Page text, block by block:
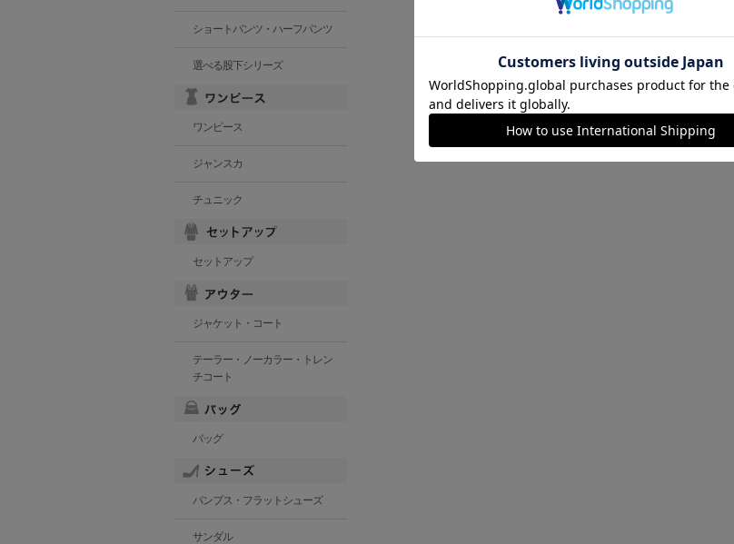
ショートパンツ・ハーフパンツ
選べる股下シリーズ
ワンピース
ジャンスカ
チュニック
セットアップ
ジャケット・コート
テーラー・ノーカラー・トレン
チコート
バッグ
パンプス・フラットシューズ
サンダル